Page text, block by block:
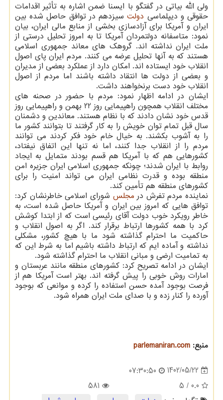
ولی الله بیاتی در گفتگو با ایسنا ضمن اشاره به تأثیر اقدامات
حقوقی و دیپلماسی دولتسیزدهم در توافق حاصل شده بین
ایران و آمریکا برای آزادسازی بخشی از منابع مالی ایران، بیان
نمود: متاسفانه دولتمردان آمریکا تا به امروز تحلیل درستی از
ملت ایران نداشته اند. گروهک های معاند جمهوری اسلامی
هستند که به آنها تحلیل عرضه می کنند. مردم ایران پای اصول
انقلاب خود ایستاده اند. امکان دارد از عملکرد بعضی از مدیران
و بعضی از دولت ها انتقاد داشته باشند اما مردم از اصول
انقلاب خود دست برنخواهند داشت.
ایشان در ادامه اظهار نمود: مردم با حضور در صحنه های
مختلف انقلاب همچون راهپیمایی روز 22 بهمن و راهپیمایی روز
قدس خود نشان دادند که با نظام هستند. معاندین و دشمنان
سال قبل تمام توان خویش را به کار گرفتند تا بتوانند کشور ما
را به آشوب بکشند. به خیال خام خود فکر کردند می توانند
مردم را از انقلاب جدا کنند، اما نه تنها این اتفاق نیفتاد،
کشورهایی هم که با آمریکا هم قسم بودند متمایل به ایجاد
روابط با ایران شدند؛ چونکه جمهوری اسلامی ایران جزیره امن
منطقه بوده و قدرت نظامی ایران می تواند امنیت را برای
کشورهای منطقه هم تأمین کند.
نماینده مردم تفرش در مجلس شورای اسلامی خاطرنشان کرد:
توافق هایی که امروز بین ایران و آمریکا حاصل شده است، به
خاطر رویکرد خوب دولت آقای رئیسی است که از ابتدا کوشش
کرد با همه کشورها ارتباط برقرار کند. اگر به اصول انقلاب و
حاکمیت ما احترام گذاشته شود ما با هیچ کشور، مشکلی
نداشته و آماده ایم که ارتباط داشته باشیم اما به شرط این که
به تمامیت ارضی و مبانی انقلاب ما احترام گذاشته شود.
ایشان در ادامه تصریح کرد: کشورهای منطقه مانند عربستان و
امارات روش خوبی را پیش گرفته اند. بهتر است آمریکا هم از
فرصت بوجود آمده حسن استفاده را کرده و موانعی که بوجود
آورده را کنار زده و با صدای ملت ایران همراه شود.
منبع: parlemaniran.com
1402/05/22
07:30:50
0.0
/ 5
581